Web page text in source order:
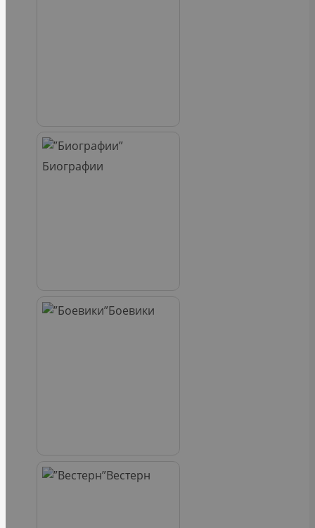
Биографии
Боевики
Вестерн